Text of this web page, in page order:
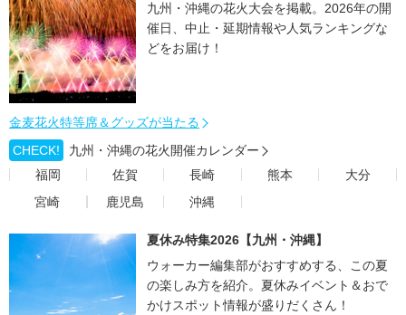
九州・沖縄の花火大会を掲載。2026年の開
催日、中止・延期情報や人気ランキングな
どをお届け！
金麦花火特等席＆グッズが当たる
CHECK!
九州・沖縄の花火開催カレンダー
福岡
佐賀 長崎 熊本
大分
宮崎
鹿児島 沖縄
夏休み特集2026【九州・沖縄】
ウォーカー編集部がおすすめする、この夏
の楽しみ方を紹介。夏休みイベント＆おで
かけスポット情報が盛りだくさん！